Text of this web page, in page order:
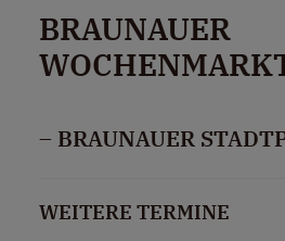
BRAUNAUER
– BRAUNAUER
WEITERE TERMINE